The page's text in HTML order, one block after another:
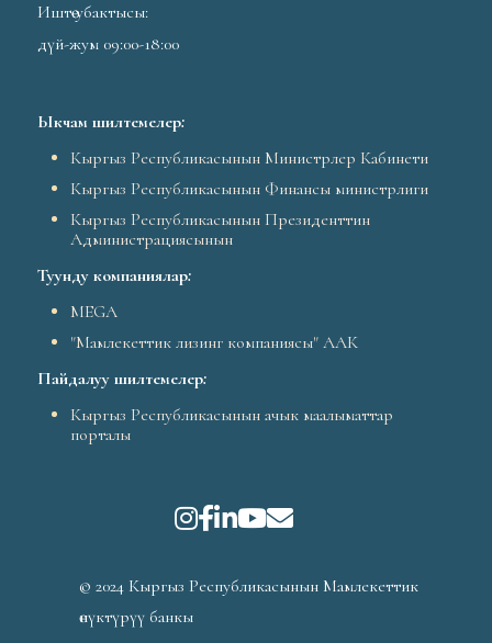
Иштөө убактысы:
дүй-жум 09:00-18:00
Ыкчам шилтемелер:
Кыргыз Республикасынын Министрлер Кабинети
Кыргыз Республикасынын Финансы министрлиги
Кыргыз Республикасынын Президенттин
Администрациясынын
Туунду компаниялар:
MEGA
"Мамлекеттик лизинг компаниясы" ААК
Пайдалуу шилтемелер:
Кыргыз Республикасынын ачык маалыматтар
порталы
© 2024 Кыргыз Республикасынын Мамлекеттик
өнүктүрүү банкы